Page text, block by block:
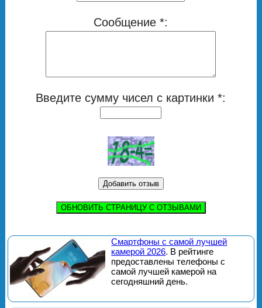
Сообщение *:
Введите сумму чисел с картинки *:
ОБНОВИТЬ СТРАНИЦУ С ОТЗЫВАМИ
Смартфоны с самой лучшей
камерой 2026. В рейтинге
предоставлены телефоны с
самой лучшей камерой на
сегодняшний день.